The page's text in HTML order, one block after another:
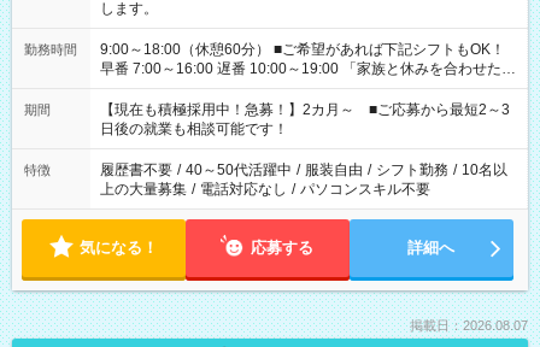
します。
勤務時間
9:00～18:00（休憩60分） ■ご希望があれば下記シフトもOK！
早番 7:00～16:00 遅番 10:00～19:00 「家族と休みを合わせた
い」 「余裕を持って夕飯の準備がしたい」 「できれば残業はし
たくない」 など、ご希望を教えてくださいね。 ※Wワーク希望
の方へ 今ご覧のお仕事で希望する勤務時間と、もう1つのお仕事
の勤務時間。 合計で週40時間を超える場合は応募できません。
期間
【現在も積極採用中！急募！】2カ月～ ■ご応募から最短2～3
日後の就業も相談可能です！
特徴 履歴書不要 / 40～50代活躍中 / 服装自由 / シフト勤務 / 10名以
上の大量募集 / 電話対応なし / パソコンスキル不要
気になる！ 応募する 詳細へ
掲載日：2026.08.07